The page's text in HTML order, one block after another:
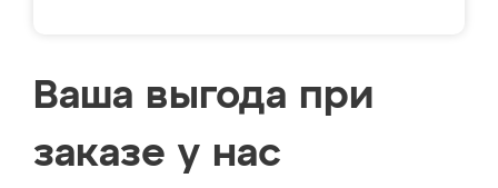
Ваша выгода при
заказе у нас